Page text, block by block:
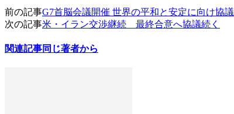
前の記事G7首脳会議開催 世界の平和と安定に向け協議
次の記事米・イラン交渉継続 最終合意へ協議続く
関連記事同じ著者から